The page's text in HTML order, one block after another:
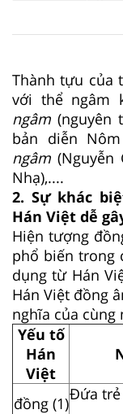
Thành tựu của
với thể ngâm
ngâm (nguyên
bản diễn
ngâm (Nguyễn
Nhạ),....
2. Sự khác
Hán Việt dễ
Hiện tượng
phổ biến trong
dụng từ Hán
Hán Việt đồng
nghĩa của cùng
Yếu tố
Hán
Việt
đồng (1)Đứa trẻ